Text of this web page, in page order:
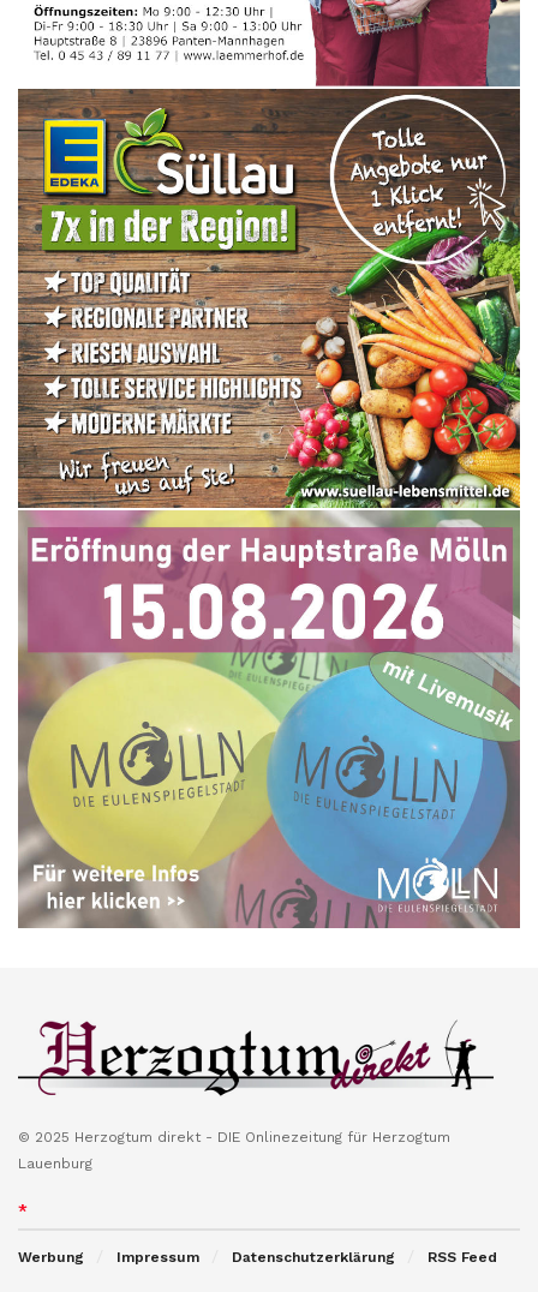
© 2025 Herzogtum direkt - DIE Onlinezeitung für Herzogtum
Lauenburg
*
Werbung Impressum Datenschutzerklärung RSS Feed